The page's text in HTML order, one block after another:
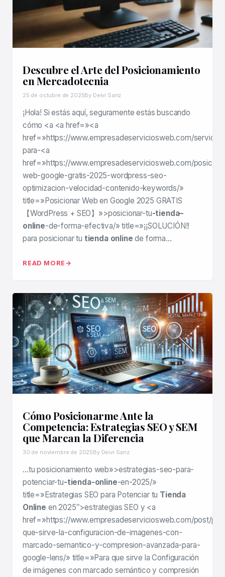
Descubre el Arte del Posicionamiento
en Mercadotecnia
25 de octubre de 2025By Deivi Sanz
¡Hola! Si estás aquí, seguramente estás buscando
cómo <a <a href=»<a
href=»https://www.empresadeserviciosweb.com/
para-<a
href=»https://www.empresadeserviciosweb.com/
web-google-gratis-2025-wordpress-seo-
optimizacion-velocidad-contenido-keywords/»
title=»Posicionar Web en Google 2025 GRATIS
【WordPress + SEO】»>posicionar-tu-tienda–
online-de-forma-efectiva/» title=»¡¡SOLUCIÓN!!
para posicionar tu tienda online de forma…
READ MORE
Cómo Posicionarme Ante la
Competencia: Estrategias SEO y SEM
que Marcan la Diferencia
30 de noviembre de 2025By Deivi Sanz
…tu posicionamiento web»>estrategias-seo-para-
potenciar-tu-tienda-online-en-2025/»
title=»Estrategias SEO para Potenciar tu Tienda
Online en 2025″>estrategias SEO y <a
href=»https://www.empresadeserviciosweb.com/post/
que-sirve-la-configuracion-de-imagenes-con-
marcado-semantico-y-compresion-avanzada-para-
google-lens/» title=»Para que sirve la Configuración
de imágenes con marcado semántico y compresión